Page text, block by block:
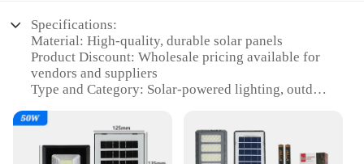
Specifications:
Material: High-quality, durable solar panels
Product Discount: Wholesale pricing available for
vendors and suppliers
Type and Category: Solar-powered lighting, outdoor
Design and Style: Modern, sleek design that
complements any outdoor space
Usage and Purpose: Provides ambient lighting for